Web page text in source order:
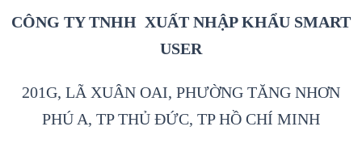
CÔNG TY TNHH XUẤT NHẬP KHẨU SMART
USER
201G, LÃ XUÂN OAI, PHƯỜNG TĂNG NHƠN
PHÚ A, TP THỦ ĐỨC, TP HỒ CHÍ MINH